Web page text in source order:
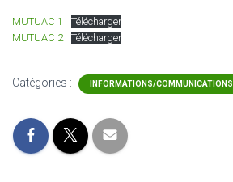
MUTUAC 1
Télécharger
MUTUAC 2
Télécharger
Catégories : INFORMATIONS/COMMUNICATIONS